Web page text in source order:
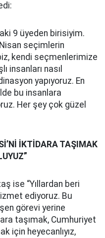
9 üyeden birisiyim.
seçimlerin
kendi seçmenlerimize
insanları nasıl
yapıyoruz. En
bu insanlara
Her şey çok güzel
İKTİDARA TAŞIMAK
ise “Yıllardan beri
ediyoruz. Bu
görevi yerine
taşımak, Cumhuriyet
için heyecanlıyız,